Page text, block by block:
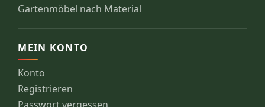
Gartenmöbel nach Material
MEIN KONTO
Konto
Registrieren